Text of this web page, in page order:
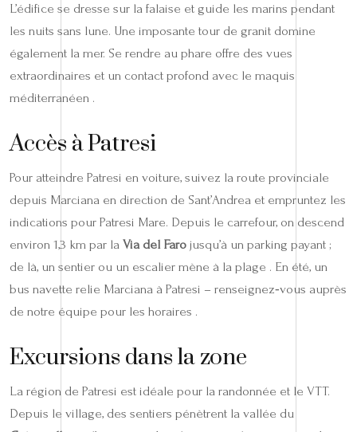
L’édifice se dresse sur la falaise et guide les marins pendant
les nuits sans lune. Une imposante tour de granit domine
également la mer. Se rendre au phare offre des vues
extraordinaires et un contact profond avec le maquis
méditerranéen .
Accès à Patresi
Pour atteindre Patresi en voiture, suivez la route provinciale
depuis Marciana en direction de Sant’Andrea et empruntez les
indications pour Patresi Mare. Depuis le carrefour, on descend
environ 1,3 km par la Via del Faro jusqu’à un parking payant ;
de là, un sentier ou un escalier mène à la plage . En été, un
bus navette relie Marciana à Patresi – renseignez‑vous auprès
de notre équipe pour les horaires .
Excursions dans la zone
La région de Patresi est idéale pour la randonnée et le VTT.
Depuis le village, des sentiers pénètrent la vallée du